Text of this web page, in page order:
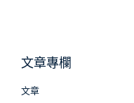
文章專欄
文章